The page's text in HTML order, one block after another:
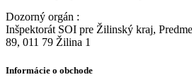
Dozorný orgán :
Inšpektorát SOI pre Žilinský kraj,
89, 011 79 Žilina 1
Informácie o obchode